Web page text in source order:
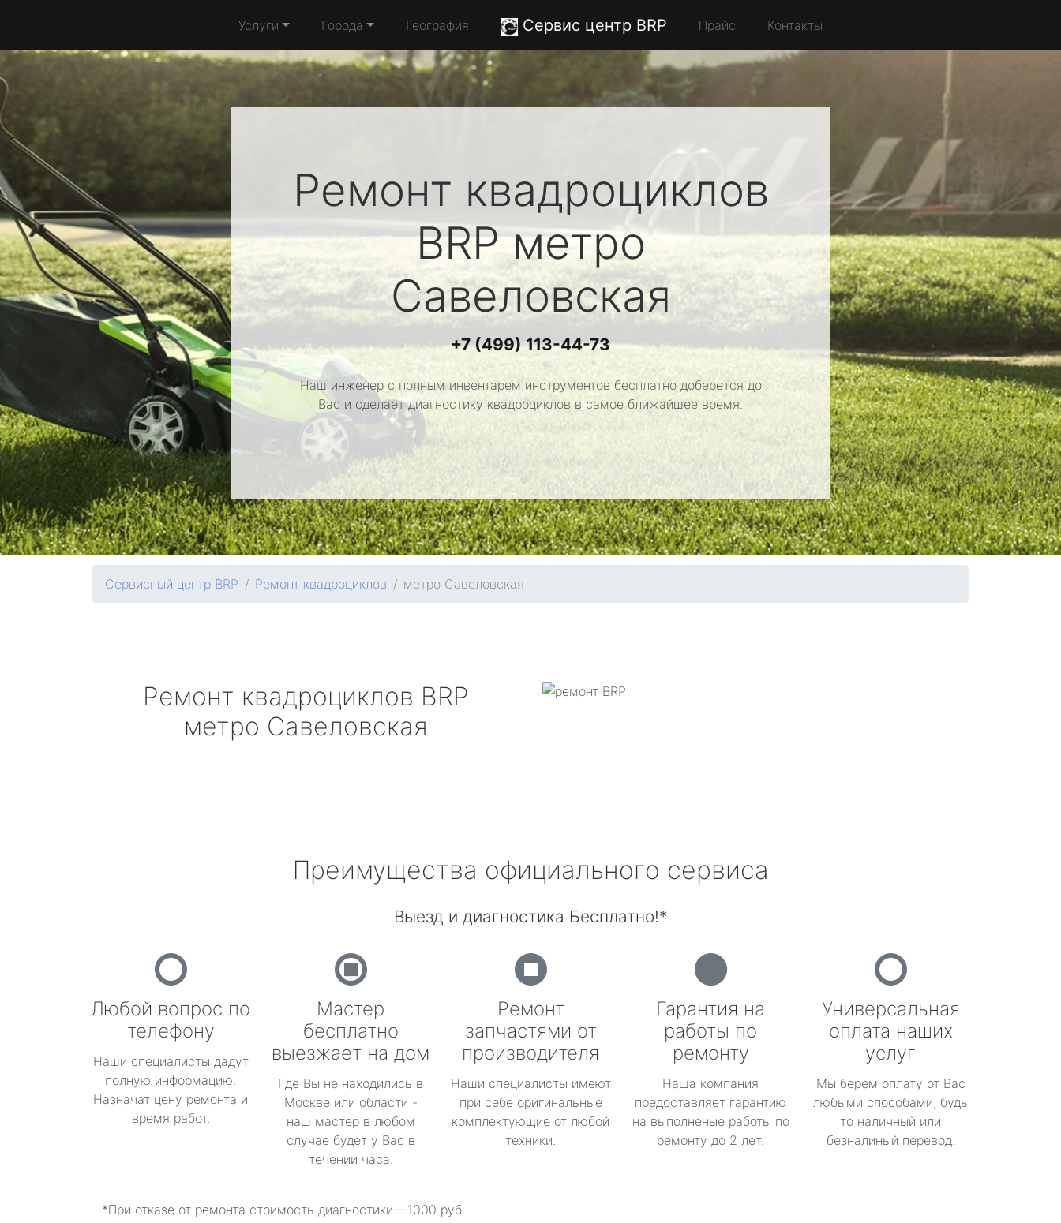
Услуги Города География Сервис центр BRP Прайс Контакты
Ремонт квадроциклов
BRPметро
Савеловская
+7 (499) 113-44-73
Наш инженер с полным инвентарем инструментов бесплатно доберется до
Вас и сделает диагностику квадроциклов в самое ближайшее время.
Сервисный центр BRP Ремонт квадроциклов метро Савеловская
Ремонт квадроциклов BRP
метро Савеловская
Преимущества официального сервиса
Выезд и диагностика Бесплатно!*
Любой вопрос по
телефону
Наши специалисты дадут
полную информацию.
Назначат цену ремонта и
время работ.
Мастер
бесплатно
выезжает на дом
Где Вы не находились в
Москве или области -
наш мастер в любом
случае будет у Вас в
течении часа.
Ремонт
запчастями от
производителя
Наши специалисты имеют
при себе оригинальные
комплектующие от любой
техники.
Гарантия на
работы по
ремонту
Наша компания
предоставляет гарантию
на выполненые работы по
ремонту до 2 лет.
Универсальная
оплата наших
услуг
Мы берем оплату от Вас
любыми способами, будь
то наличный или
безналиный перевод.
*При отказе от ремонта стоимость диагностики – 1000 руб.